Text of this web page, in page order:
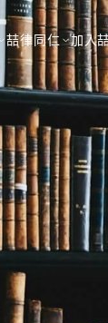
喆律同仁 加入